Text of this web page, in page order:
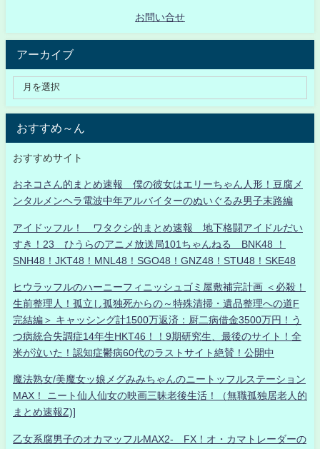
お問い合せ
アーカイブ
おすすめ～ん
おすすめサイト
おネコさん的まとめ速報 僕の彼女はエリーちゃん人形！豆腐メ
ンタルメンヘラ電波中年アルバイターのぬいぐるみ男子末路編
アイドッフル！ ワタクシ的まとめ速報 地下格闘アイドルだい
すき！23 ひうらのアニメ放送局101ちゃんねる BNK48 ！
SNH48！JKT48！MNL48！SGO48！GNZ48！STU48！SKE48
ヒウラッフルのハーニーフィニッシュゴミ屋敷補完計画 ＜必殺！
生前整理人！孤立し孤独死からの～特殊清掃・遺品整理への道F
完結編＞ キャッシング計1500万返済：厨二病借金3500万円！う
つ病統合失調症14年生HKT46！！9期研究生、最後のサイト！全
米が泣いた！認知症鬱病60代のラストサイト絶賛！公開中
魔法熟女/美魔女ッ娘メグみみちゃんのニートッフルステーション
MAX！ ニート仙人仙女の映画三昧老後生活！（無職孤独居老人的
まとめ速報Z)]
乙女系腐男子のオカマッフルMAX2- FX！オ・カマトレーダーの